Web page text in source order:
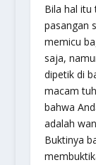
Bila hal itu
pasangan
memicu
saja,
dipetik di
macam
bahwa
adalah
Buktinya